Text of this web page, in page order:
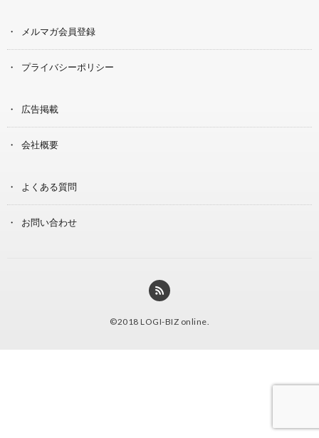
メルマガ会員登録
プライバシーポリシー
広告掲載
会社概要
よくある質問
お問い合わせ
©2018 LOGI-BIZ online